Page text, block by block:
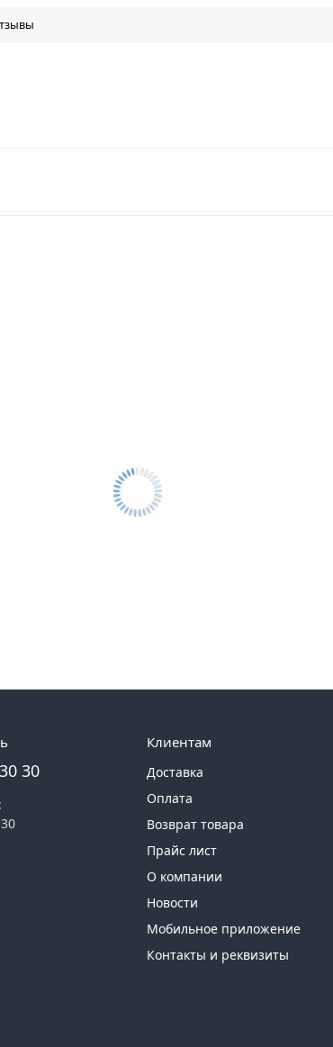
30
Клиентам
Доставка
Оплата
Возврат товара
Прайс лист
О компании
Новости
Мобильное приложение
Контакты и реквизиты